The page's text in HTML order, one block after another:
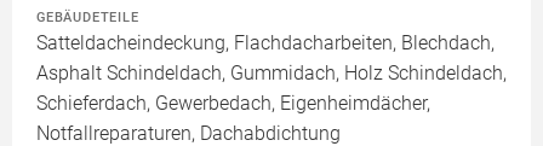
GEBÄUDETEILE
Satteldacheindeckung, Flachdacharbeiten, Blechdach,
Asphalt Schindeldach, Gummidach, Holz Schindeldach,
Schieferdach, Gewerbedach, Eigenheimdächer,
Notfallreparaturen, Dachabdichtung